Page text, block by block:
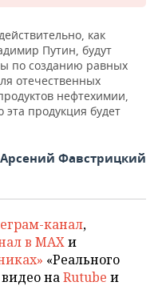
как
Путин, будут
по созданию равных
отечественных
нефтехимии,
продукция будет
Арсений Фавстрицкий
канал,
в MAXи
«Реального
наRutube и